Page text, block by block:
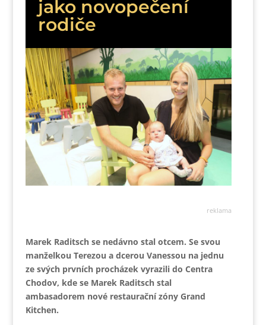
jako novopečení
rodiče
reklama
Marek Raditsch se nedávno stal otcem. Se svou
manželkou Terezou a dcerou Vanessou na jednu
ze svých prvních procházek vyrazili do Centra
Chodov, kde se Marek Raditsch stal
ambasadorem nové restaurační zóny Grand
Kitchen.